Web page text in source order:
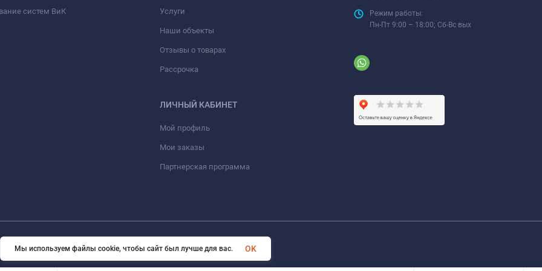
систем ВиК Услуги
Наши объекты
Отзывы о товарах
Рассрочка
ЛИЧНЫЙ КАБИНЕТ
Мой профиль
Мои заказы
Партнерская программа
Режим работы:
Пн-Пт 9:00 – 18:00; Сб-Вс вых
© 2026 ООО «ФАЗИНЖИНИРИНГ». Все права защищены
Мы используем файлы cookie, чтобы сайт был лучше для вас. OK